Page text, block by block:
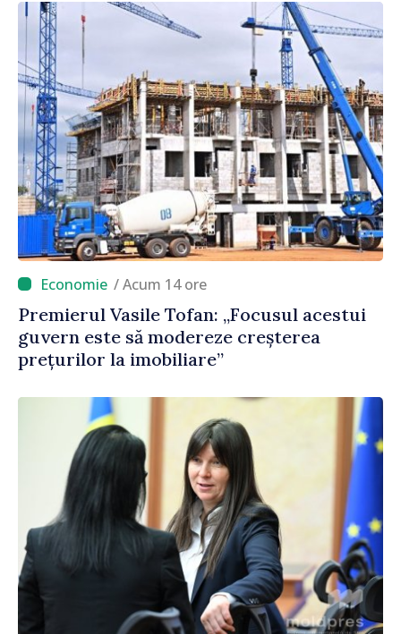
/ Acum 14 ore
Premierul Vasile Tofan: „Focusul acestui
guvern este să modereze creșterea
prețurilor la imobiliare”